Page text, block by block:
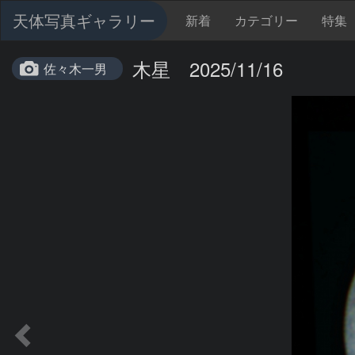
天体写真ギャラリー 新着 カテゴリー 特集
佐々木一男 木星 2025/11/16